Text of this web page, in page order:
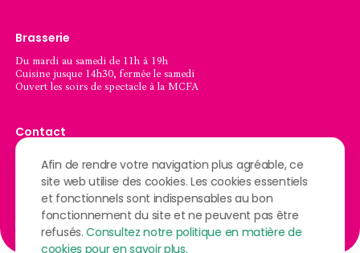
Brasserie
Du mardi au samedi de 11h à 19h
Cuisine jusque 14h30, fermée le samedi
Ouvert les soirs de spectacle à la MCFA
Contact
6900 Marche-en-Famenne
084/32.73.86 – info@mcfa.be
S'y rendre
Afin de rendre votre navigation plus agréable, ce
site web utilise des cookies. Les cookies essentiels
et fonctionnels sont indispensables au bon
fonctionnement du site et ne peuvent pas être
refusés.Consultez notre politique en matière de
cookies pour en savoir plus.